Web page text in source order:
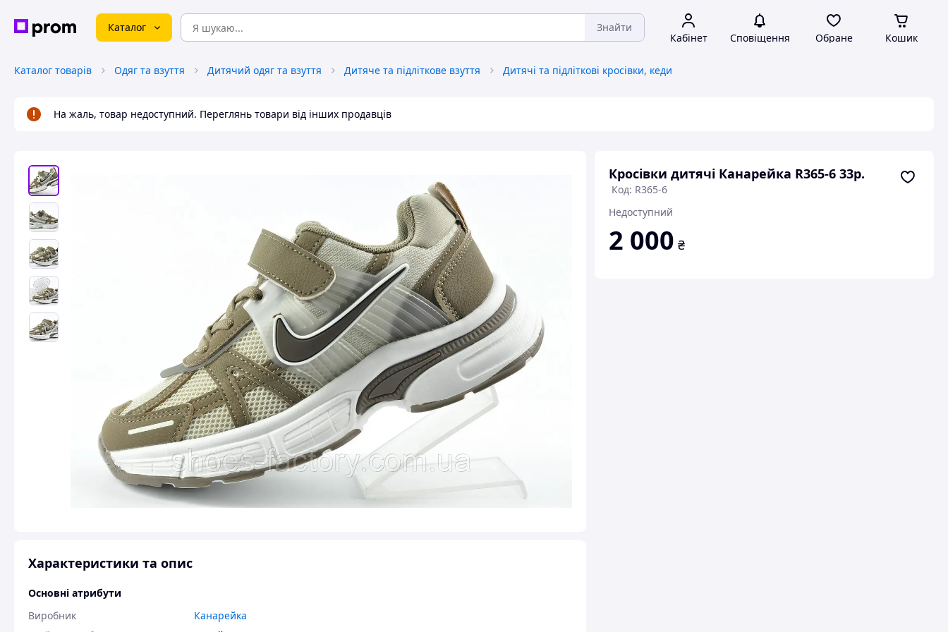
Каталог Знайти
Кабінет Сповіщення Обране Кошик
Каталог товарів Одяг та взуття Дитячий одяг та взуття Дитяче та підліткове взуття Дитячі та підліткові кросівки, кеди
На жаль, товар недоступний. Переглянь товари від інших продавців
Кросівки дитячі Канарейка R365-6 33р.
Код: R365-6
Недоступний
2 000 ₴
Характеристики та опис
Основні атрибути
Виробник
Канарейка